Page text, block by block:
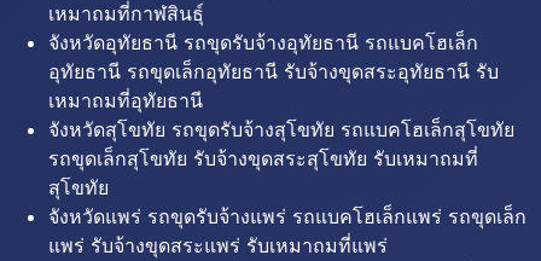
เหมาถมที่กาฬสินธุ์
จังหวัดอุทัยธานี รถขุดรับจ้างอุทัยธานี รถแบคโฮเล็ก
อุทัยธานี รถขุดเล็กอุทัยธานี รับจ้างขุดสระอุทัยธานี รับ
เหมาถมที่อุทัยธานี
จังหวัดสุโขทัย รถขุดรับจ้างสุโขทัย รถแบคโฮเล็กสุโขทัย
รถขุดเล็กสุโขทัย รับจ้างขุดสระสุโขทัย รับเหมาถมที่
สุโขทัย
จังหวัดแพร่ รถขุดรับจ้างแพร่ รถแบคโฮเล็กแพร่ รถขุดเล็ก
แพร่ รับจ้างขุดสระแพร่ รับเหมาถมที่แพร่